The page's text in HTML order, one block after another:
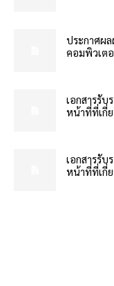
ประกาศผ
คอมพิวเตอ
เอกสารรับ
หน้าที่ที่เกี่
เอกสารรับ
หน้าที่ที่เกี่